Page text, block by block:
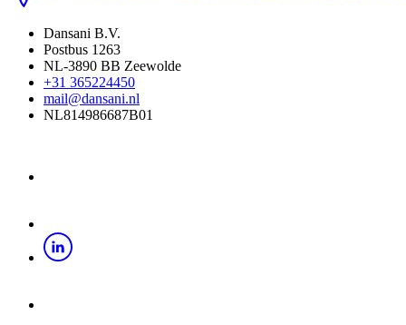
Dansani B.V.
Postbus 1263
NL-3890 BB Zeewolde
+31 365224450
mail@dansani.nl
NL814986687B01